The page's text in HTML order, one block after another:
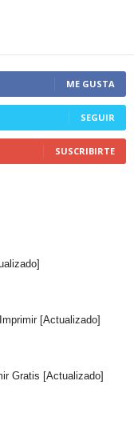
ME GUSTA
SEGUIR
SUSCRIBIRTE
[Actualizado]
Gratis [Actualizado]